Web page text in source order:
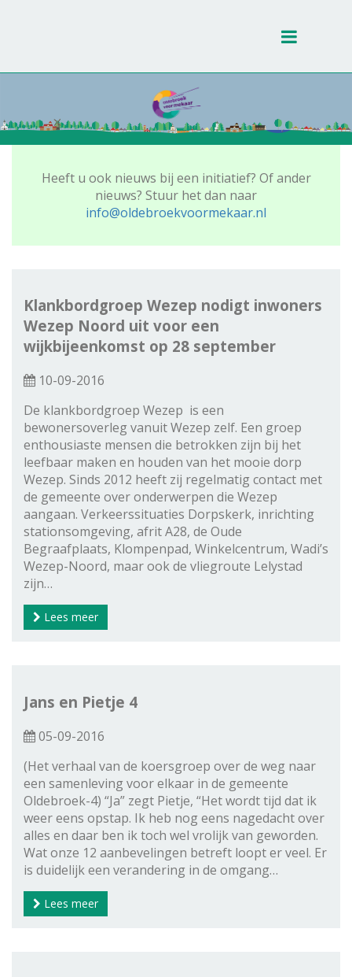
Toggle
Heeft u ook nieuws bij een initiatief? Of ander
nieuws? Stuur het dan naar
info@oldebroekvoormekaar.nl
Klankbordgroep Wezep nodigt inwoners
Wezep Noord uit voor een
wijkbijeenkomst op 28 september
10-09-2016
De klankbordgroep Wezep is een
bewonersoverleg vanuit Wezep zelf. Een groep
enthousiaste mensen die betrokken zijn bij het
leefbaar maken en houden van het mooie dorp
Wezep. Sinds 2012 heeft zij regelmatig contact met
de gemeente over onderwerpen die Wezep
aangaan. Verkeerssituaties Dorpskerk, inrichting
stationsomgeving, afrit A28, de Oude
Begraafplaats, Klompenpad, Winkelcentrum, Wadi’s
Wezep-Noord, maar ook de vliegroute Lelystad
zijn…
Lees meer
Jans en Pietje 4
05-09-2016
(Het verhaal van de koersgroep over de weg naar
een samenleving voor elkaar in de gemeente
Oldebroek-4) “Ja” zegt Pietje, “Het wordt tijd dat ik
weer eens opstap. Ik heb nog eens nagedacht over
alles en daar ben ik toch wel vrolijk van geworden.
Wat onze 12 aanbevelingen betreft loopt er veel. Er
is duidelijk een verandering in de omgang…
Lees meer